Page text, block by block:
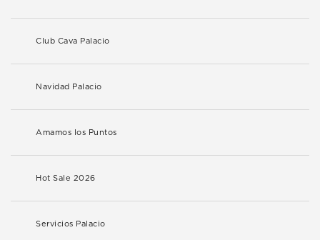
Club Cava Palacio
Navidad Palacio
Amamos los Puntos
Hot Sale 2026
Servicios Palacio